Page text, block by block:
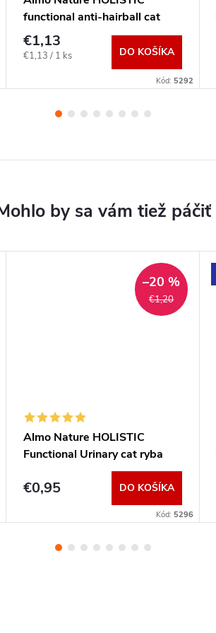
functional anti-hairball cat
hovädzie 70g
€1,13
Jednotková
€1,13 / 1 ks DO KOŠÍKA
Kód: 5292
€1,20
–20 %
Almo Nature HOLISTIC
Functional Urinary cat ryba
€0,95 DO KOŠÍKA
Kód: 5296